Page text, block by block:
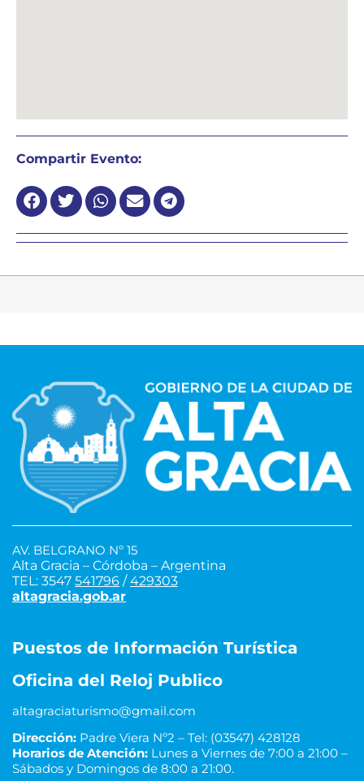
Compartir Evento:
AV. BELGRANO Nº 15
Alta Gracia – Córdoba – Argentina
TEL: 3547 541796 /429303
altagracia.gob.ar
Puestos de Información Turística
Oficina del Reloj Publico
altagraciaturismo@gmail.com
Dirección: Padre Viera Nº2 – Tel: (03547) 428128
Horarios de Atención: Lunes a Viernes de 7:00 a 21:00 –
Sábados y Domingos de 8:00 a 21:00.